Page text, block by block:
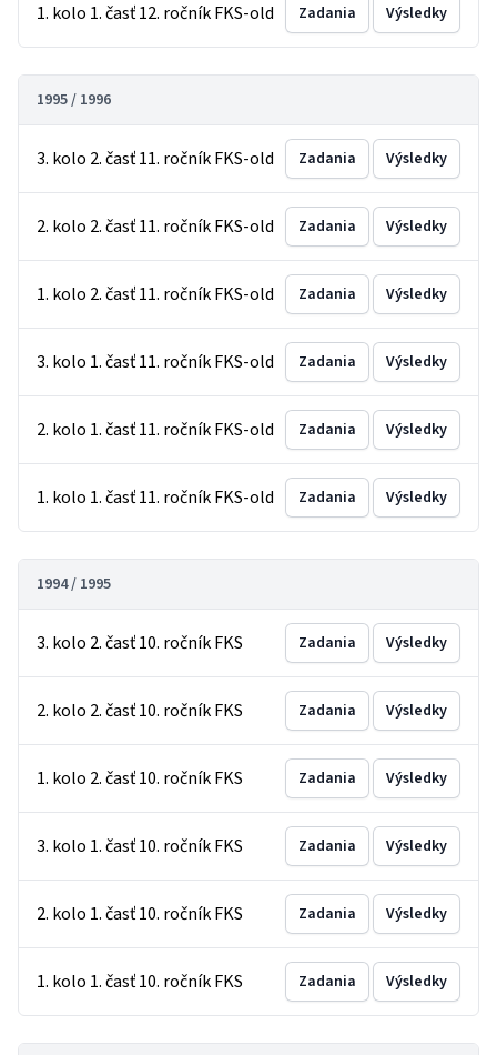
1. kolo 1. časť 12. ročník FKS-old Zadania Výsledky
1995 / 1996
3. kolo 2. časť 11. ročník FKS-old Zadania Výsledky
2. kolo 2. časť 11. ročník FKS-old Zadania Výsledky
1. kolo 2. časť 11. ročník FKS-old Zadania Výsledky
3. kolo 1. časť 11. ročník FKS-old Zadania Výsledky
2. kolo 1. časť 11. ročník FKS-old Zadania Výsledky
1. kolo 1. časť 11. ročník FKS-old Zadania Výsledky
1994 / 1995
3. kolo 2. časť 10. ročník FKS Zadania Výsledky
2. kolo 2. časť 10. ročník FKS Zadania Výsledky
1. kolo 2. časť 10. ročník FKS Zadania Výsledky
3. kolo 1. časť 10. ročník FKS Zadania Výsledky
2. kolo 1. časť 10. ročník FKS Zadania Výsledky
1. kolo 1. časť 10. ročník FKS Zadania Výsledky